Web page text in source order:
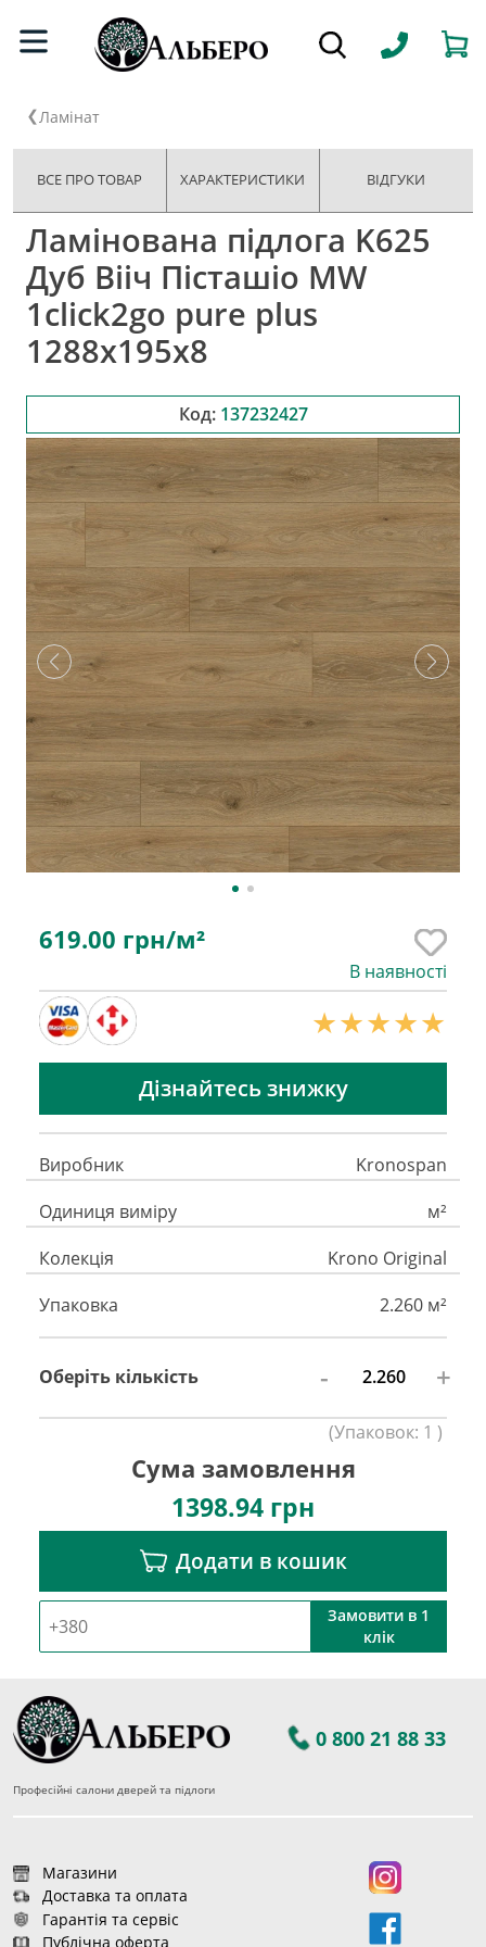
Ламінат
ВСЕ ПРО ТОВАР ХАРАКТЕРИСТИКИ ВІДГУКИ
Ламінована підлога K625
Дуб Вііч Пісташіо MW
1click2go pure plus
1288x195x8
Код: 137232427
619.00 грн/м²
В наявності
Дізнайтесь знижку
Виробник
Kronospan
Одиниця виміру
м²
Колекція
Krono Original
Упаковка
2.260 м²
Оберіть кількість - +
(Упаковок: 1 )
Сума замовлення
1398.94 грн
Додати в кошик
Замовити в 1
клік
0 800 21 88 33
Професійні салони дверей та підлоги
Магазини
Доставка та оплата
Гарантія та сервіс
Публічна оферта